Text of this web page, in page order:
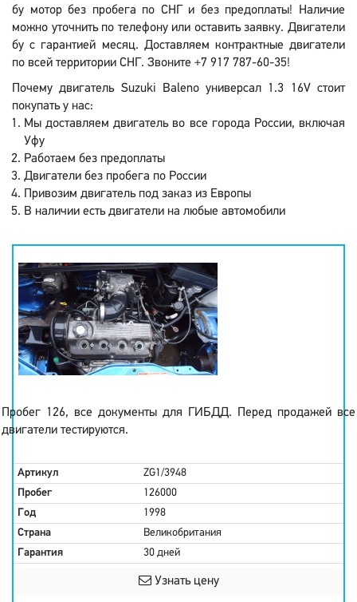
бу мотор без пробега по СНГ и без предоплаты! Наличие
можно уточнить по телефону или оставить заявку. Двигатели
бу с гарантией месяц. Доставляем контрактные двигатели
по всей территории СНГ. Звоните +7 917 787-60-35!
Почему двигатель Suzuki Baleno универсал 1.3 16V стоит
покупать у нас:
Мы доставляем двигатель во все города России, включая
Уфу
Работаем без предоплаты
Двигатели без пробега по России
Привозим двигатель под заказ из Европы
В наличии есть двигатели на любые автомобили
Пробег 126, все документы для ГИБДД. Перед продажей все
двигатели тестируются.
Артикул
ZG1/3948
Пробег
126000
Год
1998
Страна
Великобритания
Гарантия
30 дней
Узнать цену